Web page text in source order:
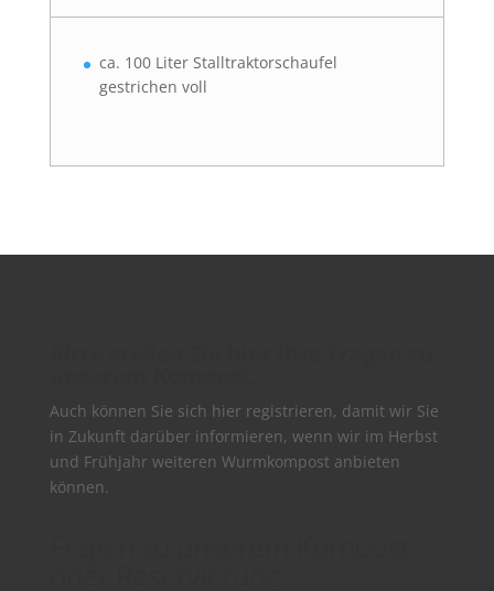
ca. 100 Liter Stalltraktorschaufel
gestrichen voll
Auch können Sie sich hier registrieren, damit wir Sie
in Zukunft darüber informieren, wenn wir im Herbst
und Frühjahr weiteren Wurmkompost anbieten
können.